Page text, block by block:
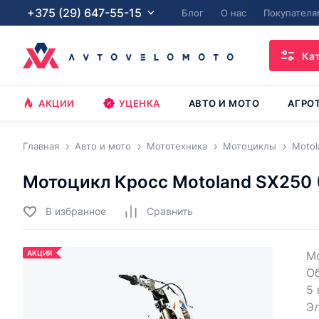
+375 (29) 647-55-15 Блог О нас
АКЦИИ УЦЕНКА АВТО И МОТО
Главная Авто и мото Мототехника Мотоциклы
Мотоцикл Кросс Motoland SX250
В избранное Cравнить
АКЦИЯ
5